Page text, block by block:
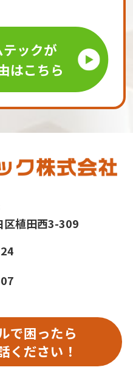
ックが
はこちら
区植田西3-309
で困ったら
ください！